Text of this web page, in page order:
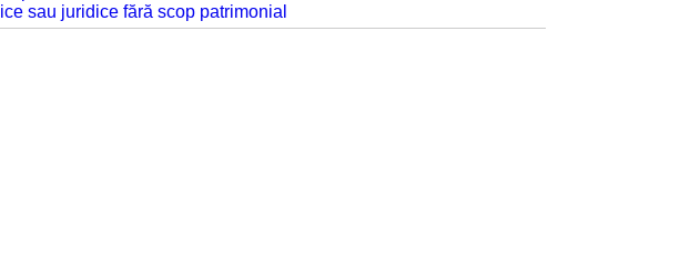
sau juridice fără scop patrimonial